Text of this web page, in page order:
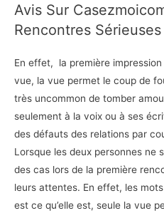
Avis Sur
Rencontres
En effet, la première
vue, la vue permet le coup de
très uncommon de tomber
seulement à la voix ou à ses
des défauts des relations par
Lorsque les deux personnes ne
des cas lors de la première
leurs attentes. En effet, les
est ce qu’elle est, seule la vue